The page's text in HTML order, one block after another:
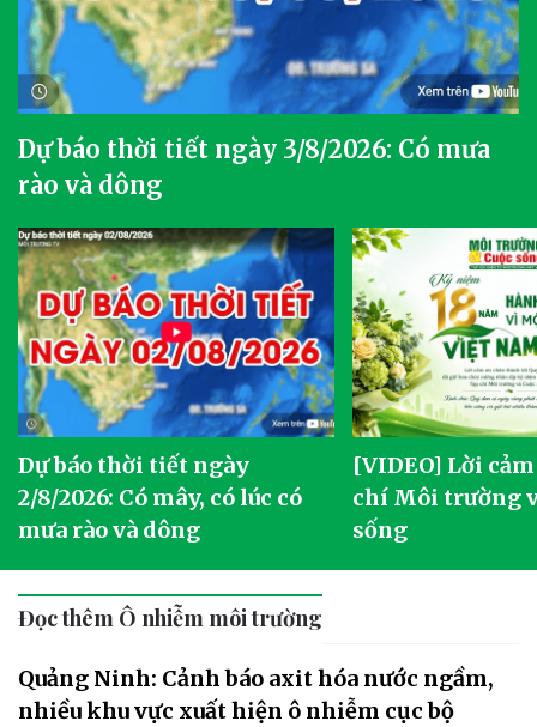
Dự báo thời tiết ngày 3/8/2026: Có mưa
rào và dông
Dự báo thời tiết ngày
2/8/2026: Có mây, có lúc có
mưa rào và dông
[VIDEO] Lời
chí Môi trường
sống
Đọc thêm Ô nhiễm môi trường
Quảng Ninh: Cảnh báo axit hóa nước ngầm,
nhiều khu vực xuất hiện ô nhiễm cục bộ